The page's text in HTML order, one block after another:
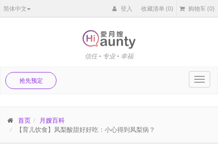
简体中文 登入 收藏清单(0) 购物车(0)
信任 • 专业 • 幸福
抢先预定
首页
月嫂百科
【育儿饮食】凤梨酸甜好好吃：小心得到凤梨病？